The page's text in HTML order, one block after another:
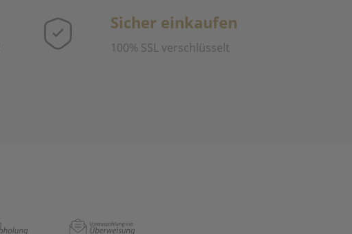
Sicher einkaufen
100% SSL verschlüsselt